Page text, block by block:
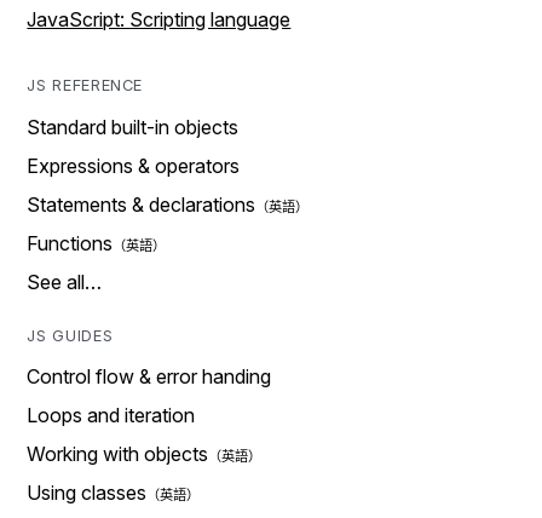
JavaScript: Scripting language
JS REFERENCE
Standard built-in objects
Expressions & operators
Statements & declarations
Functions
See all…
JS GUIDES
Control flow & error handing
Loops and iteration
Working with objects
Using classes